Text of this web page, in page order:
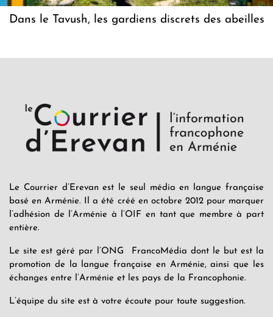
Dans le Tavush, les gardiens discrets des abeilles
Le Courrier d’Erevan est le seul média en langue française
basé en Arménie. Il a été créé en octobre 2012 pour marquer
l’adhésion de l’Arménie à l’OIF en tant que membre à part
entière.
Le site est géré par l’ONG FrancoMédia dont le but est la
promotion de la langue française en Arménie, ainsi que les
échanges entre l’Arménie et les pays de la Francophonie.
L’équipe du site est à votre écoute pour toute suggestion.